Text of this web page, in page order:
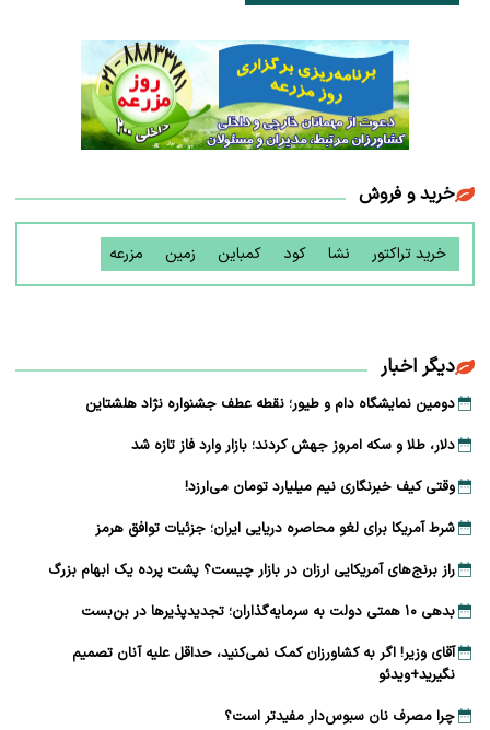
خرید و فروش
خرید تراکتور نشا کود کمباین زمین مزرعه
دیگر اخبار
دومین نمایشگاه دام و طیور؛ نقطه عطف جشنواره نژاد هلشتاین
دلار، طلا و سکه امروز جهش کردند؛ بازار وارد فاز تازه شد
وقتی کیف خبرنگاری نیم میلیارد تومان می‌ارزد!
شرط آمریکا برای لغو محاصره دریایی ایران؛ جزئیات توافق هرمز
راز برنج‌های آمریکایی ارزان در بازار چیست؟ پشت پرده یک ابهام بزرگ
بدهی ۱۰ همتی دولت به سرمایه‌گذاران؛ تجدیدپذیرها در بن‌بست
آقای وزیر! اگر به کشاورزان کمک نمی‌کنید، حداقل علیه آنان تصمیم
نگیرید+ویدئو
چرا مصرف نان سبوس‌دار مفیدتر است؟